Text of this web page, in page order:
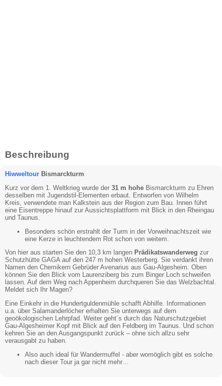
Beschreibung
Hiwweltour Bismarckturm
Kurz vor dem 1. Weltkrieg wurde der 31 m hohe Bismarckturm zu Ehren
desselben mit Jugendstil-Elementen erbaut. Entworfen von Wilhelm
Kreis, verwendete man Kalkstein aus der Region zum Bau. Innen führt
eine Eisentreppe hinauf zur Aussichtsplattform mit Blick in den Rheingau
und Taunus.
Besonders schön erstrahlt der Turm in der Vorweihnachtszeit wie
eine Kerze in leuchtendem Rot schon von weitem.
Von hier aus starten Sie den 10,3 km langen Prädikatswanderweg zur
Schutzhütte GAGA auf den 247 m hohen Westerberg. Sie verdankt ihren
Namen den Chemikern Gebrüder Avenarius aus Gau-Algesheim. Oben
können Sie den Blick vom Laurenziberg bis zum Binger Loch schweifen
lassen. Auf dem Weg nach Appenheim durchqueren Sie das Welzbachtal.
Meldet sich Ihr Magen?
Eine Einkehr in die Hundertguldenmühle schafft Abhilfe. Informationen
u.a. über Salamanderlöcher erhalten Sie unterwegs auf dem
geoökologischen Lehrpfad. Weiter geht´s durch das Naturschutzgebiet
Gau-Algesheimer Kopf mit Blick auf den Feldberg im Taunus. Und schon
kehren Sie an den Ausgangspunkt zurück – ohne sich allzu sehr
verausgabt zu haben.
Also auch ideal für Wandermuffel - aber womöglich gibt es solche
nach dieser Tour ja gar nicht mehr…